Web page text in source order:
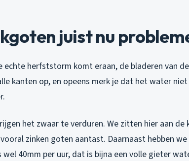
juist nu
echte herfststorm komt eraan, de bladeren van
kanten op, en opeens merk je dat het water
het zwaar te verduren. We zitten hier aan de
zinken goten aantast. Daarnaast hebben
wel 40mm per uur, dat is bijna een volle gieter